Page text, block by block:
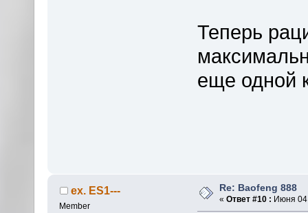
Теперь
еще одной
ex. ES1---
Member
Re: Baofeng 888
«Ответ #10 : Июня